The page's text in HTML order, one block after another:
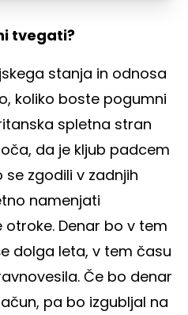
tvegati?
stanja in odnosa
koliko boste pogumni
spletna stran
da je kljub padcem
se zgodili v zadnjih
namenjati
Denar bo v tem
dolga leta, v tem času
Če bo denar
pa bo izgubljal na